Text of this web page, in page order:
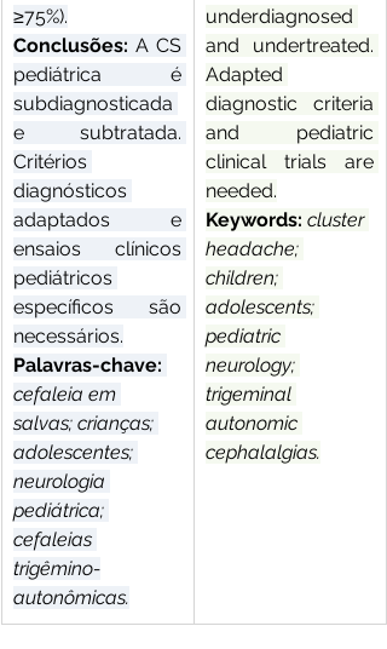
≥75%).
Conclusões: A CS
pediátrica é
subdiagnosticada
e subtratada.
Critérios
diagnósticos
adaptados e
ensaios clínicos
pediátricos
específicos são
necessários.
Palavras-chave:
cefaleia em
salvas; crianças;
adolescentes;
neurologia
pediátrica;
cefaleias
trigêmino-
autonômicas.
underdiagnosed
and undertreated.
Adapted
diagnostic criteria
and pediatric
clinical trials are
needed.
Keywords: cluster
headache;
children;
adolescents;
pediatric
neurology;
trigeminal
autonomic
cephalalgias.